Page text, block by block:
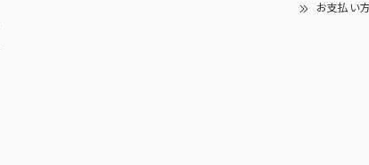
お支払い